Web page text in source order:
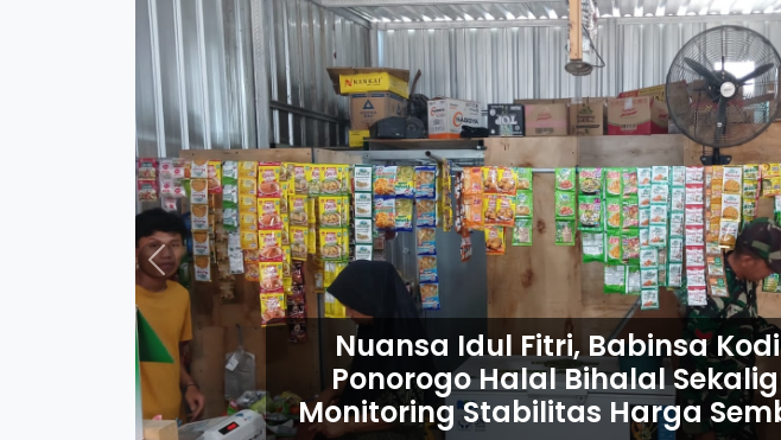
Idul Fitri, Babinsa Kodim
Halal Bihalal Sekaligus
Stabilitas Harga Sembako
Previous